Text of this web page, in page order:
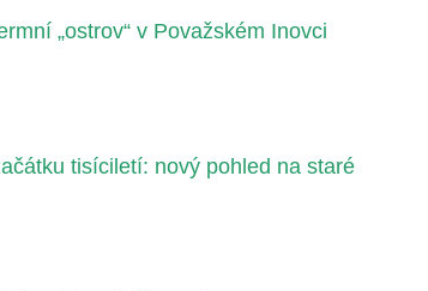
„ostrov“ v Považském Inovci
tisíciletí: nový pohled na staré